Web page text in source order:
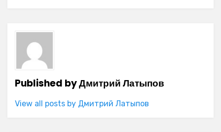
Published byДмитрий Латыпов
View all posts by Дмитрий Латыпов